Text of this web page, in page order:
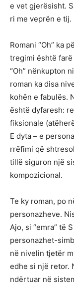
e vet gjerësisht.
ri me veprën e tij.
Romani “Oh” ka
tregimi është
“Oh” nënkupton
roman ka disa
kohën e fabulës.
është dyfaresh:
fiksionale
E dyta – e
rrëfimi që
tillë siguron një
kompozicional.
Te ky roman, po
personazheve.
Ajo, si “emra” të
personazhet-
në nivelin tjetër
edhe si një retor.
ndërtuar në